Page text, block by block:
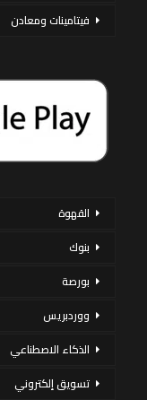
فيتامينات ومعادن
القهوة
بنوك
بورصة
ووردبريس
الذكاء الاصطناعي
تسويق إلكتروني